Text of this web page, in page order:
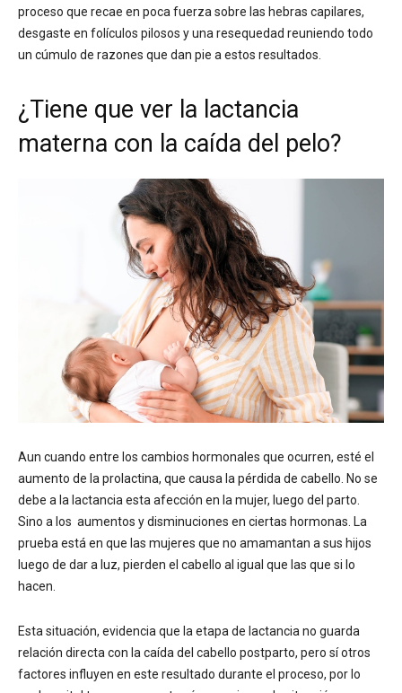
proceso que recae en poca fuerza sobre las hebras capilares,
desgaste en folículos pilosos y una resequedad reuniendo todo
un cúmulo de razones que dan pie a estos resultados.
¿Tiene que ver la lactancia
materna con la caída del pelo?
Aun cuando entre los cambios hormonales que ocurren, esté el
aumento de la prolactina, que causa la pérdida de cabello. No se
debe a la lactancia esta afección en la mujer, luego del parto.
Sino a los aumentos y disminuciones en ciertas hormonas. La
prueba está en que las mujeres que no amamantan a sus hijos
luego de dar a luz, pierden el cabello al igual que las que si lo
hacen.
Esta situación, evidencia que la etapa de lactancia no guarda
relación directa con la caída del cabello postparto, pero sí otros
factores influyen en este resultado durante el proceso, por lo